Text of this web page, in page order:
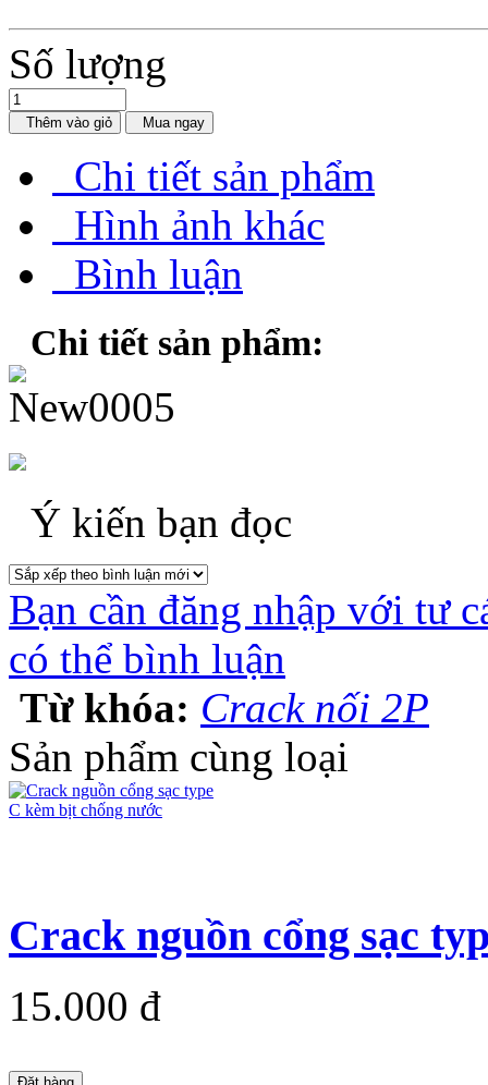
Số lượng
Thêm vào giỏ Mua ngay
Chi tiết sản phẩm
Hình ảnh khác
Bình luận
Chi tiết sản phẩm:
Ý kiến bạn đọc
Bạn cần đăng nhập với tư
có thể bình luận
Từ khóa: Crack nối 2P
Sản phẩm cùng loại
Crack nguồn cổng sạc
15.000 đ